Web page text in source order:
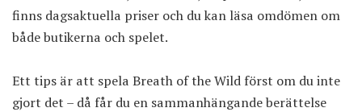
finns dagsaktuella priser och du kan läsa omdömen om
både butikerna och spelet.
Ett tips är att spela Breath of the Wild först om du inte
gjort det – då får du en sammanhängande berättelse